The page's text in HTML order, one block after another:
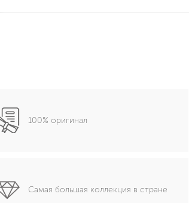
100% оригинал
Самая большая коллекция в стране